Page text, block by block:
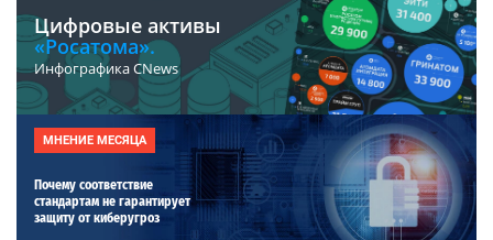
Цифровые активы
«Росатома».
Инфографика CNews
МНЕНИЕ МЕСЯЦА
Почему соответствие
стандартам не гарантирует
защиту от киберугроз